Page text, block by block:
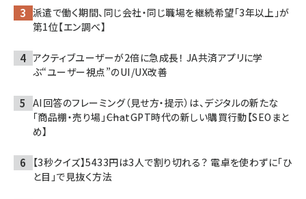
派遣で働く期間、同じ会社・同じ職場を継続希望「3年以上」が
第1位【エン調べ】
アクティブユーザーが2倍に急成長！ JA共済アプリに学
ぶ“ユーザー視点”のUI/UX改善
AI回答のフレーミング（見せ方・提示）は、デジタルの新たな
「商品棚・売り場」――ChatGPT時代の新しい購買行動【SEOまと
め】
【3秒クイズ】5433円は3人で割り切れる？ 電卓を使わずに「ひ
と目」で見抜く方法